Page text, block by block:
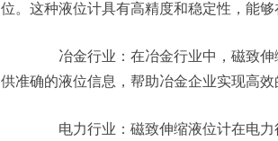
位。这种液位计具有高精度和稳定性，能够
冶金行业：在冶金行业中，磁致伸
供准确的液位信息，帮助冶金企业实现高效
电力行业：磁致伸缩液位计在电力